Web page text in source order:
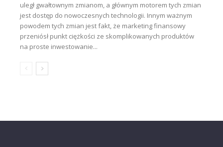
uległ gwałtownym zmianom, a głównym motorem tych zmian
jest dostęp do nowoczesnych technologii. Innym ważnym
powodem tych zmian jest fakt, że marketing finansowy
przeniósł punkt ciężkości ze skomplikowanych produktów
na proste inwestowanie...